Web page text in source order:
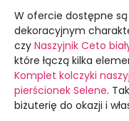
W ofercie dostępne
dekoracyjnym
czy Naszyjnik Ceto
które łączą kilka
Komplet kolczyki
pierścionek Selene.
biżuterię do okazji i